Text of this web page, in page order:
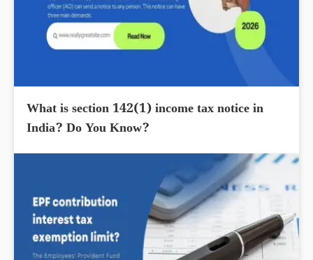
What is section 142(1) income tax notice in
India? Do You Know?